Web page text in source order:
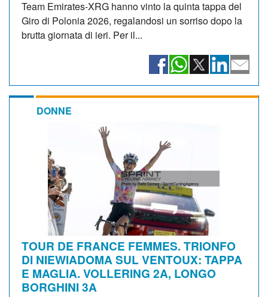
Team Emirates-XRG hanno vinto la quinta tappa del
Giro di Polonia 2026, regalandosi un sorriso dopo la
brutta giornata di ieri. Per il...
DONNE
TOUR DE FRANCE FEMMES. TRIONFO
DI NIEWIADOMA SUL VENTOUX: TAPPA
E MAGLIA. VOLLERING 2A, LONGO
BORGHINI 3A